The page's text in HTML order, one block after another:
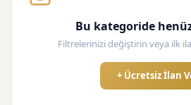
Bu kategoride
Filtrelerinizi değiştirin veya ilk
+ Ücretsiz İlan